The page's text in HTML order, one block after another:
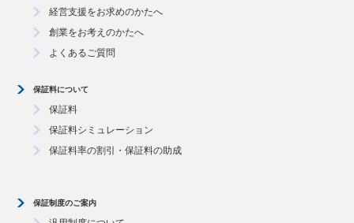
経営支援をお求めのかたへ
創業をお考えのかたへ
よくあるご質問
保証料について
保証料
保証料シミュレーション
保証料率の割引・保証料の助成
保証制度のご案内